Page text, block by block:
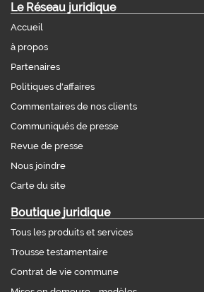
Le Réseau juridique
Accueil
à propos
Partenaires
Politiques d'affaires
Commentaires de nos clients
Communiqués de presse
Revue de presse
Nous joindre
Carte du site
Boutique juridique
Tous les produits et services
Trousse testamentaire
Contrat de vie commune